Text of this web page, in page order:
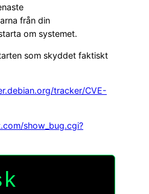
från din
om systemet.
som skyddet faktiskt
tracker/CVE-
show_bug.cgi?